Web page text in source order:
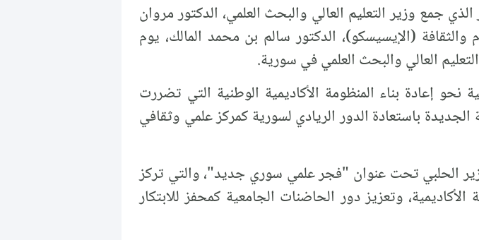
جمع وزير التعليم العالي والبحث العلمي، الدكتور مروان
والثقافة (الإيسيسكو)، الدكتور سالم بن محمد المالك، يوم
إعادة بناء المنظومة الأكاديمية الوطنية التي تضررت
باستعادة الدور الريادي لسورية كمركز علمي وثقافي
الحلبي تحت عنوان "فجر علمي سوري جديد"، والتي تركز
وتعزيز دور الحاضنات الجامعية كمحفز للابتكار